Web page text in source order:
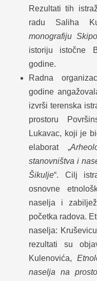
Rezultati tih
radu Saliha
monografiju
istoriju istočne
godine.
Radna
godine
izvrši terenska
prostoru
Lukavac, koji je
elaborat „
stanovništva i
Šikulje“. Cilj
osnovne
naselja i
početka radova.
naselja:
rezultati su
Kulenovića,
naselja na